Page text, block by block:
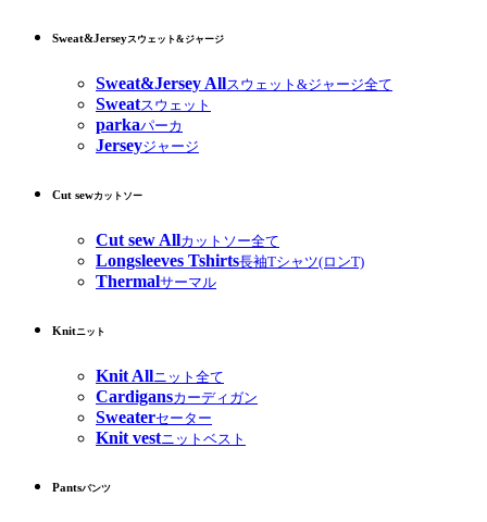
Sweat&Jerseyスウェット&ジャージ
Sweat&Jersey Allスウェット&ジャージ全て
Sweatスウェット
parkaパーカ
Jerseyジャージ
Cut sewカットソー
Cut sew Allカットソー全て
Longsleeves Tshirts長袖Tシャツ(ロンT)
Thermalサーマル
Knitニット
Knit Allニット全て
Cardigansカーディガン
Sweaterセーター
Knit vestニットベスト
Pantsパンツ